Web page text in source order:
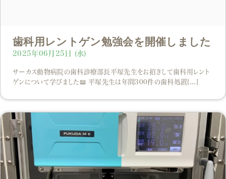
歯科用レントゲン勉強会を開催しました
2025年06月25日 (水)
サーカス動物病院の歯科診療部長平塚先生をお招きして歯科用レント
ゲンについて学びました📖 平塚先生は年間300件の歯科処置[...]